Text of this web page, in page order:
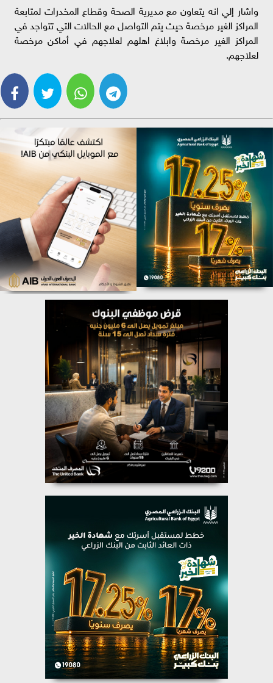
واشار إلي انه يتعاون مع مديرية الصحة وقطاع المخدرات لمتابعة
المراكز الغير مرخصة حيث يتم التواصل مع الحالات التي تتواجد في
المراكز الغير مرخصة وابلاغ اهلهم لعلاجهم في أماكن مرخصة
لعلاجهم.